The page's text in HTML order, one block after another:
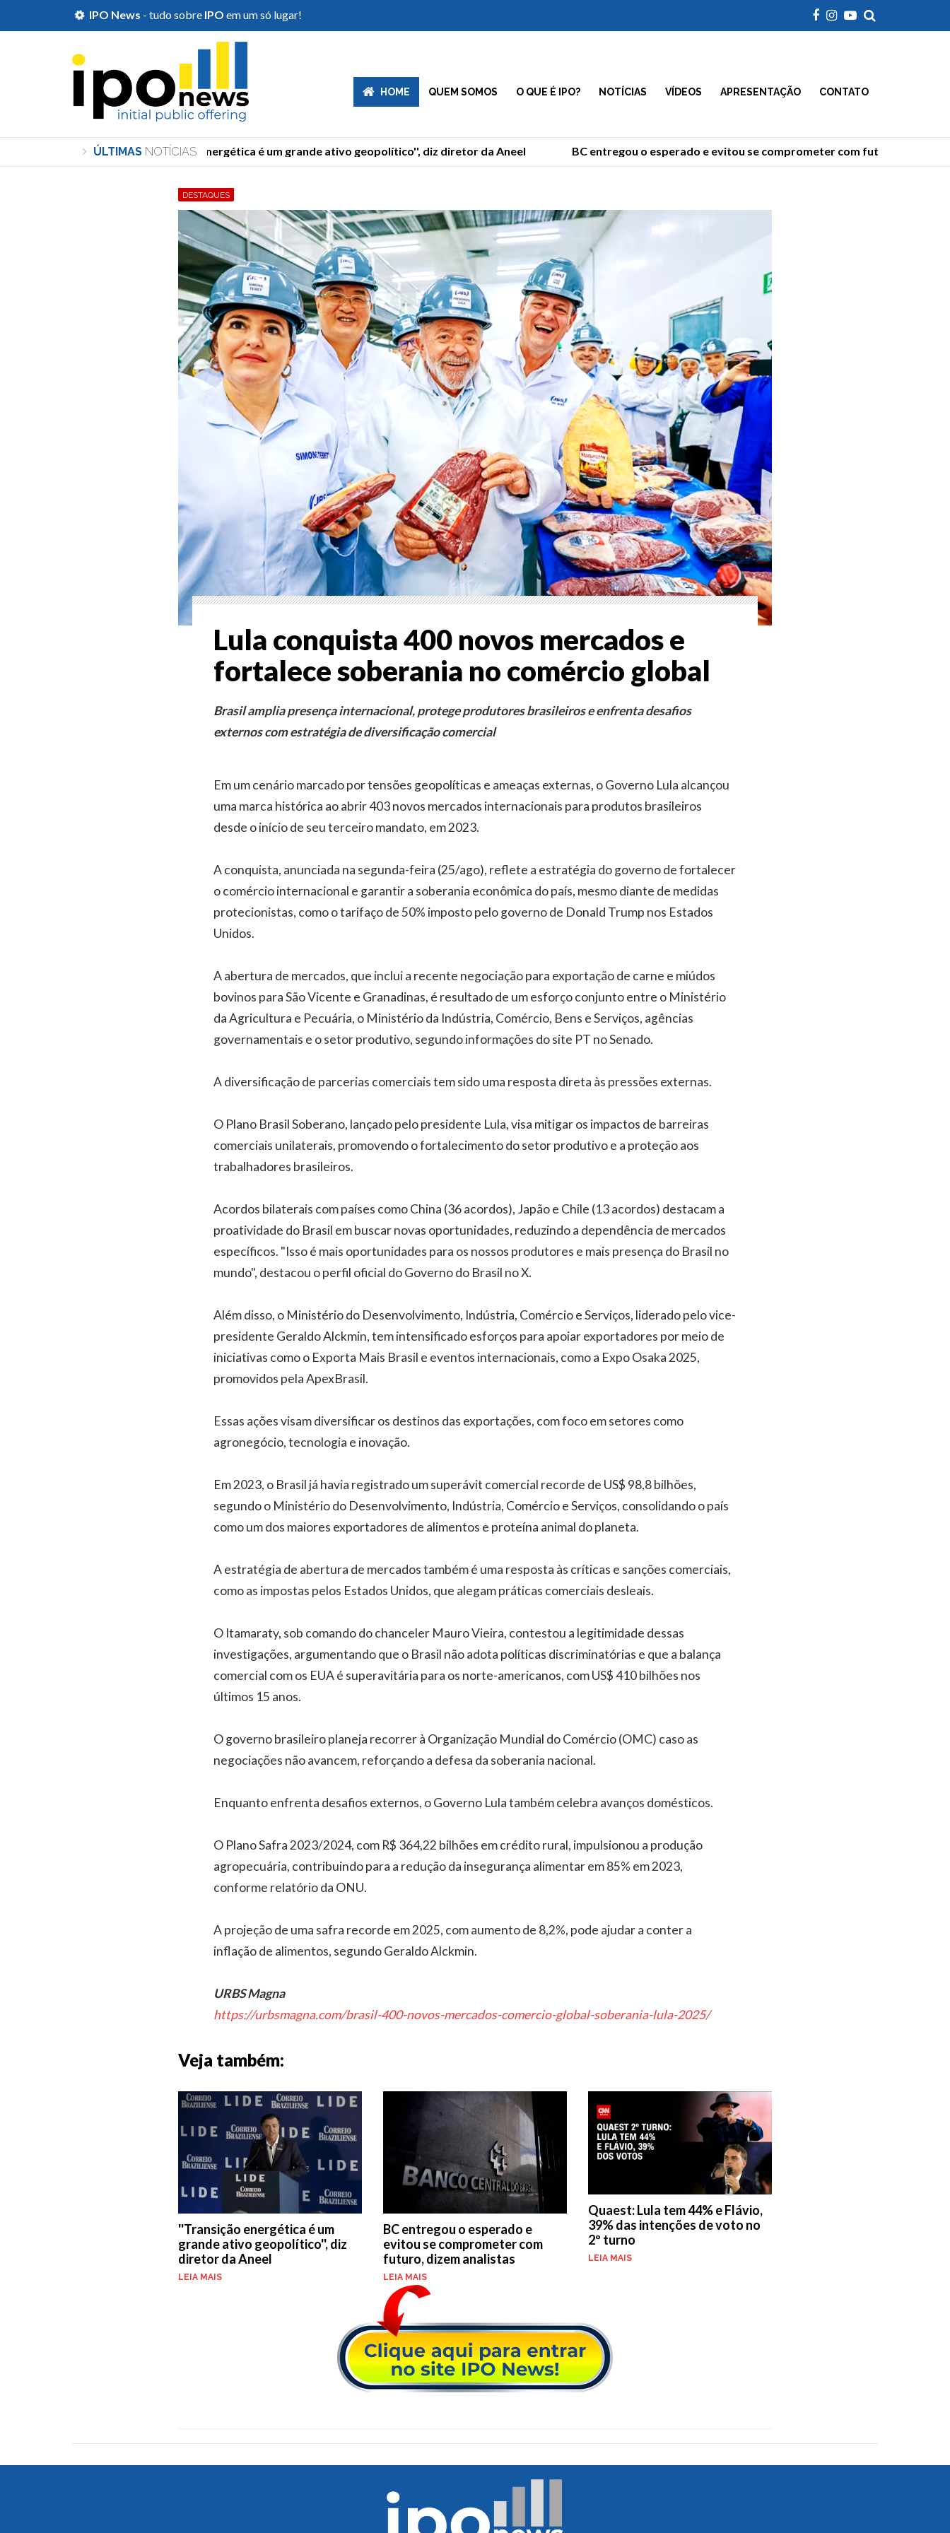
IPO News - tudo sobre IPO em um só lugar!
HOME QUEM SOMOS O QUE É IPO? NOTÍCIAS VÍDEOS APRESENTAÇÃO CONTATO
ÚLTIMAS NOTÍCIAS
''Transição energética é um grande ativo geopolítico'', diz diretor da Aneel BC entregou o esperado e evitou se comprometer com futuro, dizem
DESTAQUES
Lula conquista 400 novos mercados e
fortalece soberania no comércio global
Brasil amplia presença internacional, protege produtores brasileiros e enfrenta desafios
externos com estratégia de diversificação comercial
Em um cenário marcado por tensões geopolíticas e ameaças externas, o Governo Lula alcançou
uma marca histórica ao abrir 403 novos mercados internacionais para produtos brasileiros
desde o início de seu terceiro mandato, em 2023.
A conquista, anunciada na segunda-feira (25/ago), reflete a estratégia do governo de fortalecer
o comércio internacional e garantir a soberania econômica do país, mesmo diante de medidas
protecionistas, como o tarifaço de 50% imposto pelo governo de Donald Trump nos Estados
Unidos.
A abertura de mercados, que inclui a recente negociação para exportação de carne e miúdos
bovinos para São Vicente e Granadinas, é resultado de um esforço conjunto entre o Ministério
da Agricultura e Pecuária, o Ministério da Indústria, Comércio, Bens e Serviços, agências
governamentais e o setor produtivo, segundo informações do site PT no Senado.
A diversificação de parcerias comerciais tem sido uma resposta direta às pressões externas.
O Plano Brasil Soberano, lançado pelo presidente Lula, visa mitigar os impactos de barreiras
comerciais unilaterais, promovendo o fortalecimento do setor produtivo e a proteção aos
trabalhadores brasileiros.
Acordos bilaterais com países como China (36 acordos), Japão e Chile (13 acordos) destacam a
proatividade do Brasil em buscar novas oportunidades, reduzindo a dependência de mercados
específicos. "Isso é mais oportunidades para os nossos produtores e mais presença do Brasil no
mundo", destacou o perfil oficial do Governo do Brasil no X.
Além disso, o Ministério do Desenvolvimento, Indústria, Comércio e Serviços, liderado pelo vice-
presidente Geraldo Alckmin, tem intensificado esforços para apoiar exportadores por meio de
iniciativas como o Exporta Mais Brasil e eventos internacionais, como a Expo Osaka 2025,
promovidos pela ApexBrasil.
Essas ações visam diversificar os destinos das exportações, com foco em setores como
agronegócio, tecnologia e inovação.
Em 2023, o Brasil já havia registrado um superávit comercial recorde de US$ 98,8 bilhões,
segundo o Ministério do Desenvolvimento, Indústria, Comércio e Serviços, consolidando o país
como um dos maiores exportadores de alimentos e proteína animal do planeta.
A estratégia de abertura de mercados também é uma resposta às críticas e sanções comerciais,
como as impostas pelos Estados Unidos, que alegam práticas comerciais desleais.
O Itamaraty, sob comando do chanceler Mauro Vieira, contestou a legitimidade dessas
investigações, argumentando que o Brasil não adota políticas discriminatórias e que a balança
comercial com os EUA é superavitária para os norte-americanos, com US$ 410 bilhões nos
últimos 15 anos.
O governo brasileiro planeja recorrer à Organização Mundial do Comércio (OMC) caso as
negociações não avancem, reforçando a defesa da soberania nacional.
Enquanto enfrenta desafios externos, o Governo Lula também celebra avanços domésticos.
O Plano Safra 2023/2024, com R$ 364,22 bilhões em crédito rural, impulsionou a produção
agropecuária, contribuindo para a redução da insegurança alimentar em 85% em 2023,
conforme relatório da ONU.
A projeção de uma safra recorde em 2025, com aumento de 8,2%, pode ajudar a conter a
inflação de alimentos, segundo Geraldo Alckmin.
URBS Magna
https://urbsmagna.com/brasil-400-novos-mercados-comercio-global-soberania-lula-2025/
Veja também:
''Transição energética é um
grande ativo geopolítico'', diz
diretor da Aneel
LEIA MAIS
BC entregou o esperado e
evitou se comprometer com
futuro, dizem analistas
LEIA MAIS
Quaest: Lula tem 44% e Flávio,
39% das intenções de voto no
2º turno
LEIA MAIS